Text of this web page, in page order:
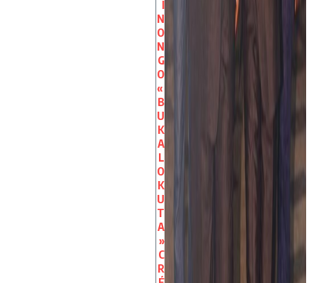
I
N
O
N
G
O
«
B
U
K
A
L
O
K
U
T
A
»
C
R